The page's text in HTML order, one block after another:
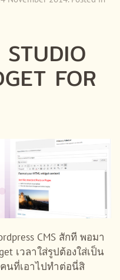
FOR
CMS สักที พอมา
เวลาใส่รูปต้องใส่เป็น
นที่เอาไปทำต่อนี่สิ